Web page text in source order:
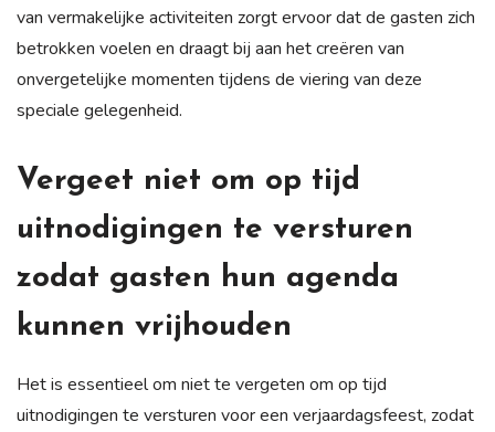
van vermakelijke activiteiten zorgt ervoor dat de gasten zich
betrokken voelen en draagt bij aan het creëren van
onvergetelijke momenten tijdens de viering van deze
speciale gelegenheid.
Vergeet niet om op tijd
uitnodigingen te versturen
zodat gasten hun agenda
kunnen vrijhouden
Het is essentieel om niet te vergeten om op tijd
uitnodigingen te versturen voor een verjaardagsfeest, zodat